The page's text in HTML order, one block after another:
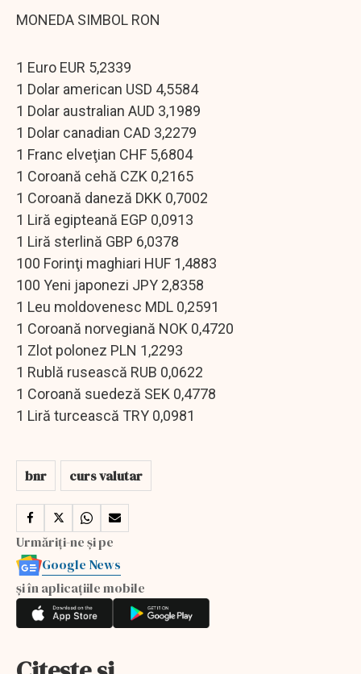
MONEDA SIMBOL RON
1 Euro EUR 5,2339
1 Dolar american USD 4,5584
1 Dolar australian AUD 3,1989
1 Dolar canadian CAD 3,2279
1 Franc elveţian CHF 5,6804
1 Coroană cehă CZK 0,2165
1 Coroană daneză DKK 0,7002
1 Liră egipteană EGP 0,0913
1 Liră sterlină GBP 6,0378
100 Forinţi maghiari HUF 1,4883
100 Yeni japonezi JPY 2,8358
1 Leu moldovenesc MDL 0,2591
1 Coroană norvegiană NOK 0,4720
1 Zlot polonez PLN 1,2293
1 Rublă rusească RUB 0,0622
1 Coroană suedeză SEK 0,4778
1 Liră turcească TRY 0,0981
bnr curs valutar
Urmăriți-ne și pe
Google News
și în aplicațiile mobile